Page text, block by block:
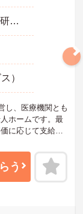
■無資格可能 ※初任者研修あれば尚可
）
し、医療機関とも
ホームです。最
に応じて支給さ
っています。ま
同士の連携が強
を実現していま
う